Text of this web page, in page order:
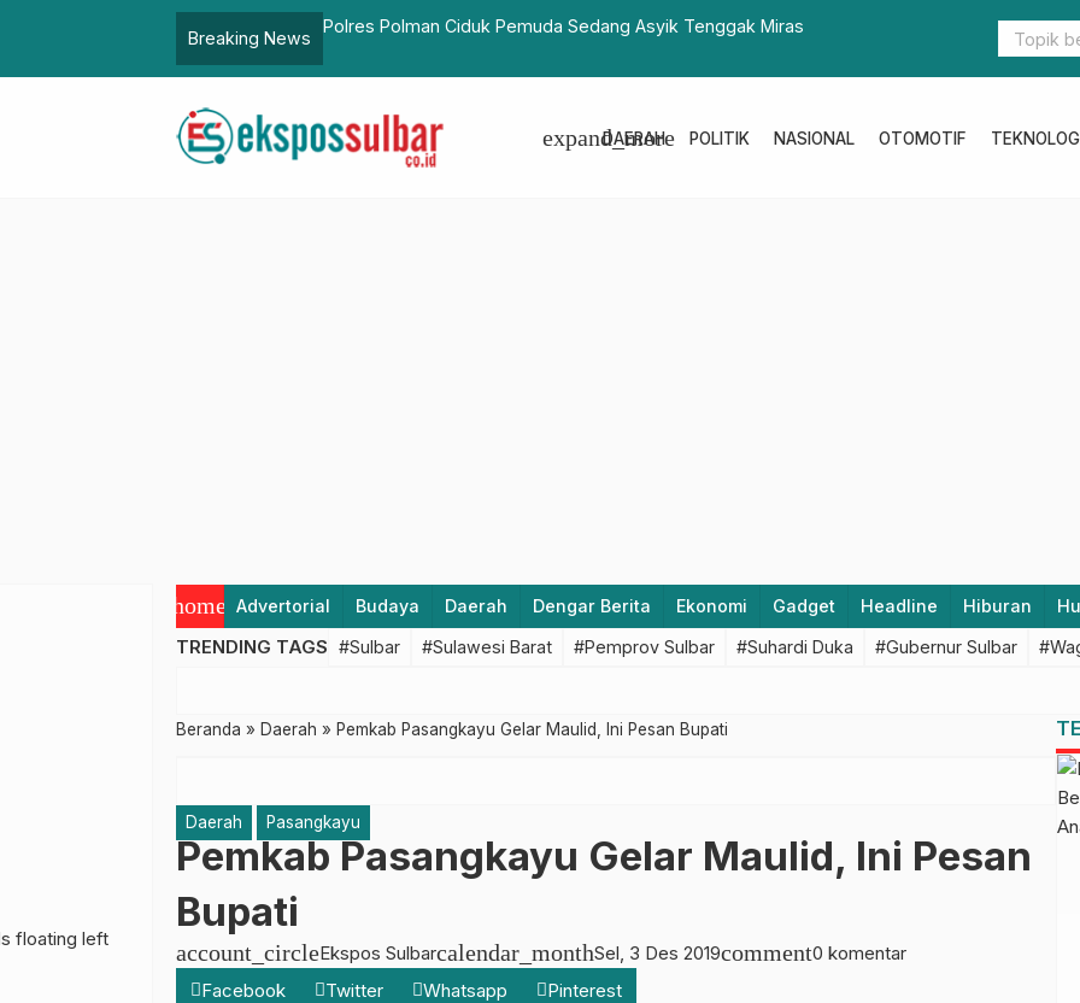
Breaking News
Menko Marves Puji Inovasi IPAL Dalam Progres Program Citarum Harum
Dinkes
Tumbuhan
DAERAH
expand_more POLITIK NASIONAL OTOMOTIF
home Advertorial Budaya Daerah Dengar Berita Ekonomi Gadget Headline Hiburan
TRENDING TAGS #Sulbar #Sulawesi Barat #Pemprov Sulbar #Suhardi Duka #Gubernur Sulbar
Beranda » Daerah » Pemkab Pasangkayu Gelar Maulid, Ini Pesan Bupati
Daerah Pasangkayu
Pemkab Pasangkayu Gelar Maulid, Ini Pesan
Bupati
account_circleEkspos Sulbarcalendar_monthSel, 3 Des 2019comment0 komentar
Facebook
Twitter Whatsapp Pinterest